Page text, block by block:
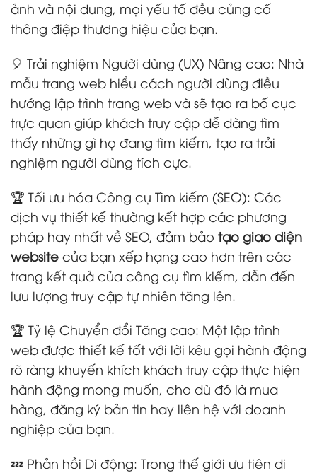
ảnh và nội dung, mọi yếu tố đều củng cố
thông điệp thương hiệu của bạn.
🎈 Trải nghiệm Người dùng (UX) Nâng cao: Nhà
mẫu trang web hiểu cách người dùng điều
hướng lập trình trang web và sẽ tạo ra bố cục
trực quan giúp khách truy cập dễ dàng tìm
thấy những gì họ đang tìm kiếm, tạo ra trải
nghiệm người dùng tích cực.
🏆 Tối ưu hóa Công cụ Tìm kiếm (SEO): Các
dịch vụ thiết kế thường kết hợp các phương
pháp hay nhất về SEO, đảm bảo tạo giao diện
website của bạn xếp hạng cao hơn trên các
trang kết quả của công cụ tìm kiếm, dẫn đến
lưu lượng truy cập tự nhiên tăng lên.
🏆 Tỷ lệ Chuyển đổi Tăng cao: Một lập trình
web được thiết kế tốt với lời kêu gọi hành động
rõ ràng khuyến khích khách truy cập thực hiện
hành động mong muốn, cho dù đó là mua
hàng, đăng ký bản tin hay liên hệ với doanh
nghiệp của bạn.
💤 Phản hồi Di động: Trong thế giới ưu tiên di